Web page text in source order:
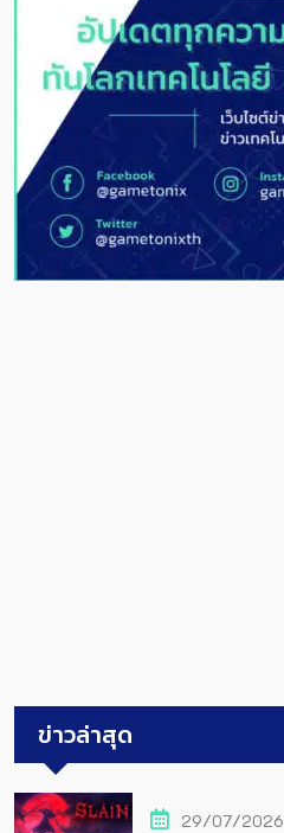
ข่าวล่าสุด
29/07/2026